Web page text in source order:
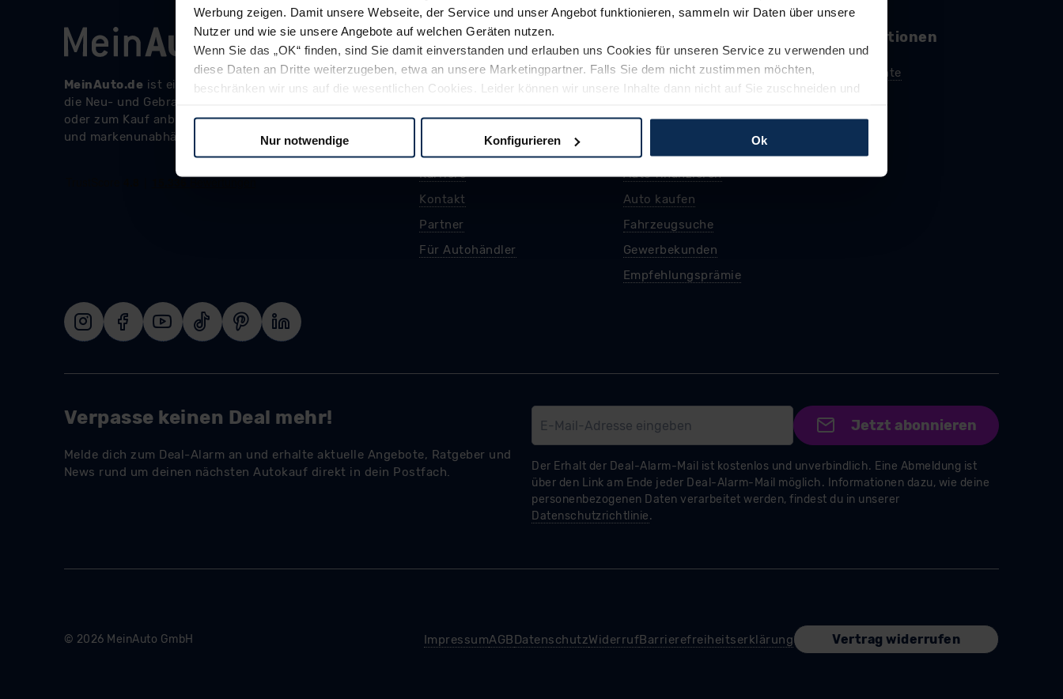
Werbung zeigen. Damit unsere Webseite, der Service und unser Angebot funktionieren, sammeln wir Daten über unsere
Nutzer und wie sie unsere Angebote auf welchen Geräten nutzen.
Wenn Sie das „OK“ finden, sind Sie damit einverstanden und erlauben uns Cookies für unseren Service zu verwenden und
diese Daten an Dritte weiterzugeben, etwa an unsere Marketingpartner. Falls Sie dem nicht zustimmen möchten,
beschränken wir uns auf die wesentlichen Cookies. Leider können wir unsere Inhalte dann nicht auf Sie zuschneiden und
nicht, diese Daten an Empfänger außerhalb der EU zu übermitteln oder dort verarbeiten zu lassen. Soweit eine
Übermittlung in ein Land außerhalb der EU erfolgt, erfolgt dies ausschließlich auf der Grundlage eines
Angemessenheitsbeschlusses der EU-Kommission (Art. 45 Abs. 1 DSGVO), von Standarddatenschutzklauseln (Art. 46
Datenschutzklauseln können Sie über den Kontakt zu unserem Datenschutzbeauftragten unter datenschutz@meinauto.de
Datenschutzerklärung
Nur notwendige Konfigurieren Ok